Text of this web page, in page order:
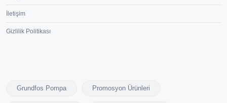
İletişim
Gizlilik Politikası
Grundfos Pompa Promosyon Ürünleri